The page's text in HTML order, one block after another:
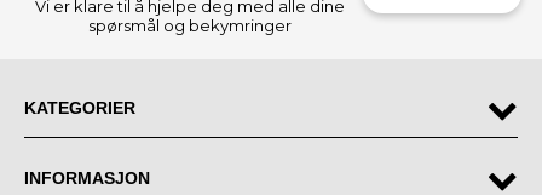
Vi er klare til å hjelpe deg med alle dine
spørsmål og bekymringer
KATEGORIER
INFORMASJON